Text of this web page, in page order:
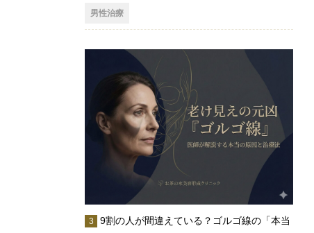
男性治療
9割の人が間違えている？ゴルゴ線の「本当